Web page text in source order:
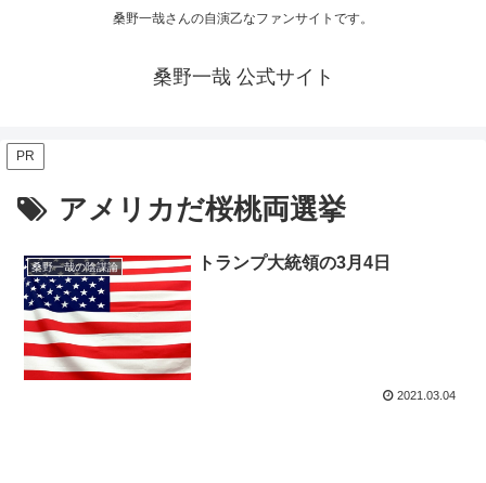
桑野一哉さんの自演乙なファンサイトです。
桑野一哉 公式サイト
PR
アメリカだ桜桃両選挙
桑野一哉の陰謀論 トランプ大統領の3月4日
2021.03.04